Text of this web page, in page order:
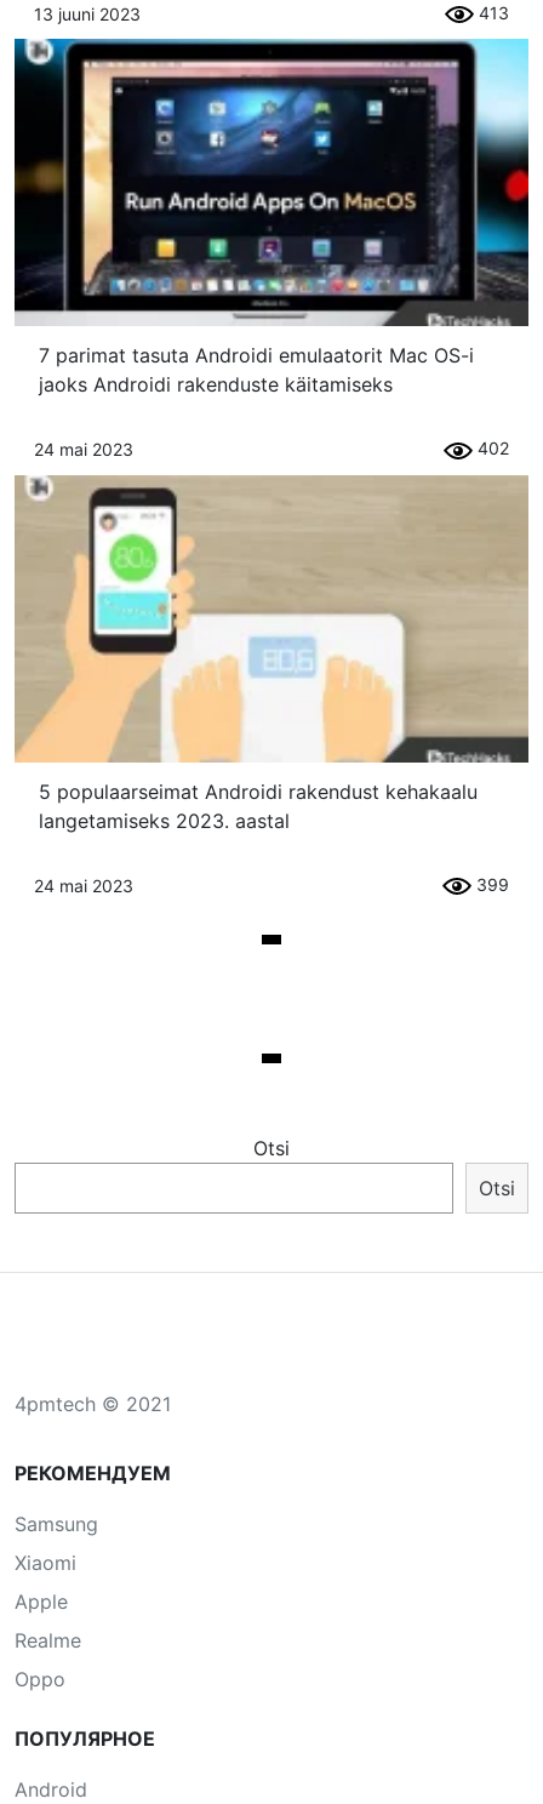
13 juuni 2023 413
7 parimat tasuta Androidi emulaatorit Mac OS-i
jaoks Androidi rakenduste käitamiseks
24 mai 2023 402
5 populaarseimat Androidi rakendust kehakaalu
langetamiseks 2023. aastal
24 mai 2023 399
Otsi
Otsi
4pmtech © 2021
РЕКОМЕНДУЕМ
Samsung
Xiaomi
Apple
Realme
Oppo
ПОПУЛЯРНОЕ
Android